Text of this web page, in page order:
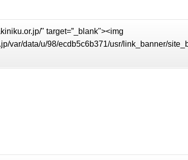
" target=”_blank"><img
var/data/u/98/ecdb5c6b371/usr/link_banner/